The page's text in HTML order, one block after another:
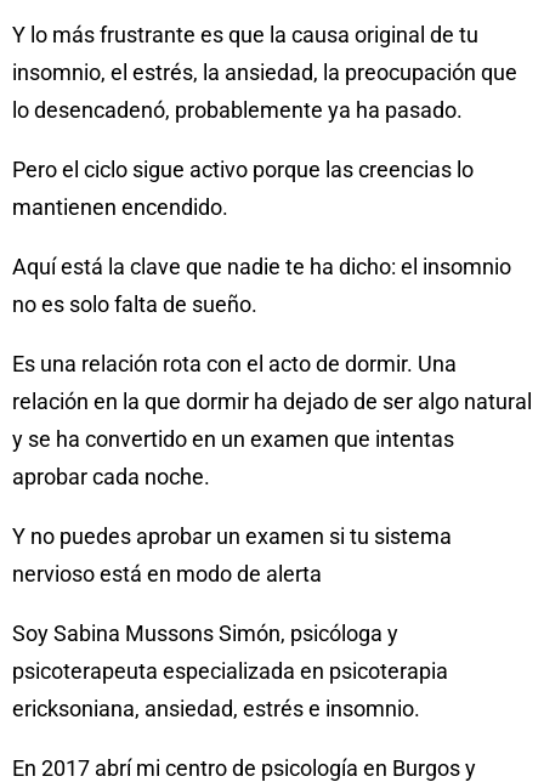
Y lo más frustrante es que la causa original de tu
insomnio, el estrés, la ansiedad, la preocupación que
lo desencadenó, probablemente ya ha pasado.
Pero el ciclo sigue activo porque las creencias lo
mantienen encendido.
Aquí está la clave que nadie te ha dicho: el insomnio
no es solo falta de sueño.
Es una relación rota con el acto de dormir. Una
relación en la que dormir ha dejado de ser algo natural
y se ha convertido en un examen que intentas
aprobar cada noche.
Y no puedes aprobar un examen si tu sistema
nervioso está en modo de alerta
Soy Sabina Mussons Simón, psicóloga y
psicoterapeuta especializada en psicoterapia
ericksoniana, ansiedad, estrés e insomnio.
En 2017 abrí mi centro de psicología en Burgos y